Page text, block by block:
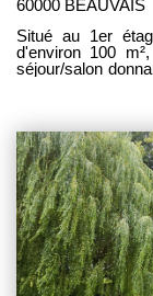
60000 BEAUVAIS
Situé au 1er
d'environ 100
séjour/salon
COMMERCES !